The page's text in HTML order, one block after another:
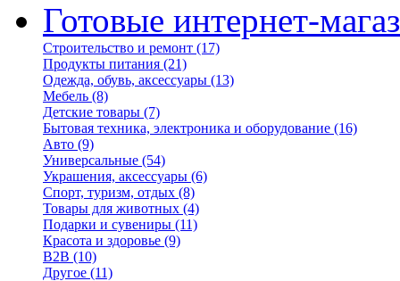
Готовые интернет-
Строительство и ремонт (17)
Продукты питания (21)
Одежда, обувь, аксессуары (13)
Мебель (8)
Детские товары (7)
Бытовая техника, электроника и оборудование (16)
Авто (9)
Универсальные (54)
Украшения, аксессуары (6)
Спорт, туризм, отдых (8)
Товары для животных (4)
Подарки и сувениры (11)
Красота и здоровье (9)
B2B (10)
Другое (11)